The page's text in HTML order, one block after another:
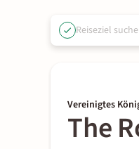
Reiseziel
Vereinigtes
The